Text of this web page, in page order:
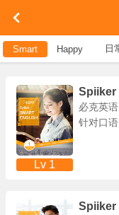
Smart Happy 日
Lv 1
Spiiker
必克英
针对口
Spiiker